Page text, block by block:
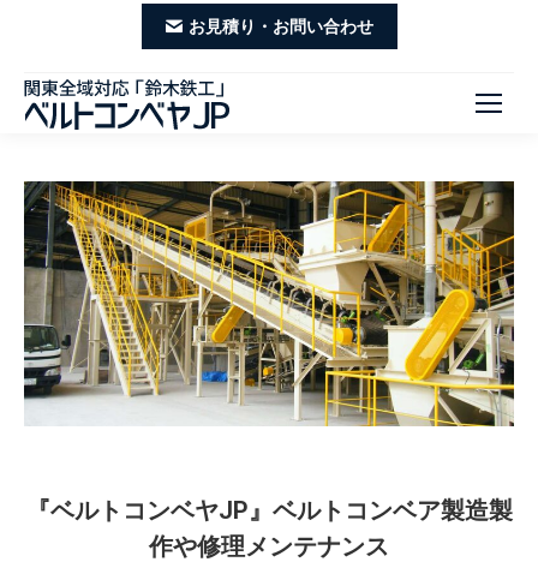
お見積り・お問い合わせ
『ベルトコンベヤJP』ベルトコンベア製造製
作や修理メンテナンス